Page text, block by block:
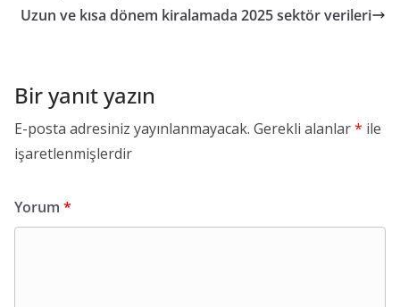
Uzun ve kısa dönem kiralamada 2025 sektör verileri
Bir yanıt yazın
E-posta adresiniz yayınlanmayacak. Gerekli alanlar* ile
işaretlenmişlerdir
Yorum *